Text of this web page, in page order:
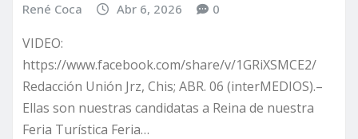
René Coca Abr 6, 2026 0
VIDEO:
https://www.facebook.com/share/v/1GRiXSMCE2/
Redacción Unión Jrz, Chis; ABR. 06 (interMEDIOS).–
Ellas son nuestras candidatas a Reina de nuestra
Feria Turística Feria…